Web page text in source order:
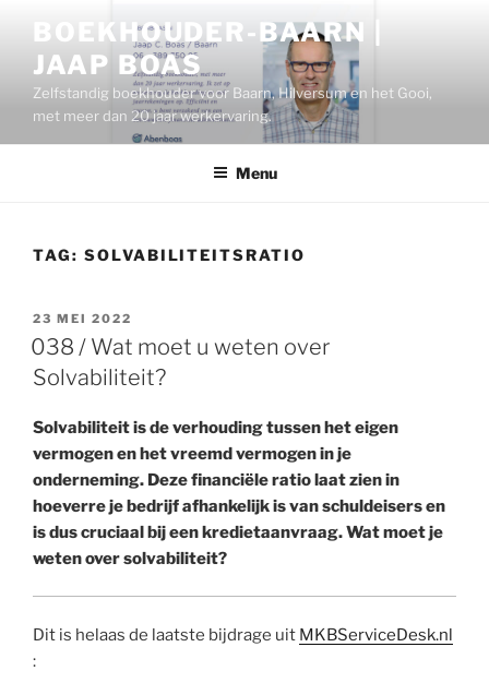
inhoud
BOEKHOUDER-BAARN |
JAAP BOAS
Zelfstandig boekhouder voor Baarn, Hilversum en het Gooi,
met meer dan 20 jaar werkervaring.
Menu
TAG: SOLVABILITEITSRATIO
GEPLAATST
OP
23 MEI 2022
038 / Wat moet u weten over
Solvabiliteit?
Solvabiliteit is de verhouding tussen het eigen
vermogen en het vreemd vermogen in je
onderneming. Deze financiële ratio laat zien in
hoeverre je bedrijf afhankelijk is van schuldeisers en
is dus cruciaal bij een kredietaanvraag. Wat moet je
weten over solvabiliteit?
Dit is helaas de laatste bijdrage uit MKBServiceDesk.nl
: